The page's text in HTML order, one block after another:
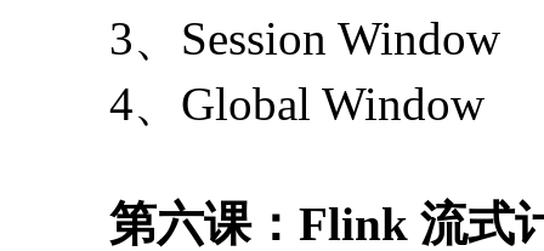
3、Session Window
4、Global Window
第六课：Flink 流式